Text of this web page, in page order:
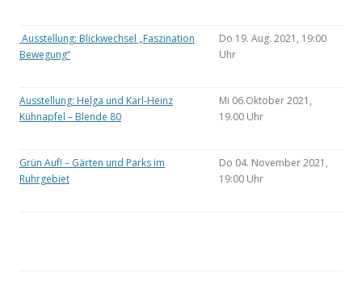
Ausstellung: Blickwechsel „Faszination
Bewegung“
Do 19. Aug. 2021, 19:00
Uhr
Ausstellung: Helga und Karl-Heinz
Kühnapfel – Blende 80
Mi 06.Oktober 2021,
19.00 Uhr
Grün Auf! – Gärten und Parks im
Ruhrgebiet
Do 04. November 2021,
19:00 Uhr